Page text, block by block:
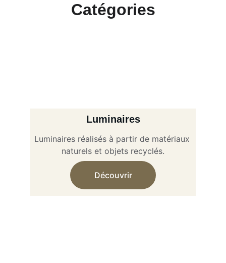
Catégories
Découvrir
Luminaires
Luminaires réalisés à partir de matériaux
naturels et objets recyclés.